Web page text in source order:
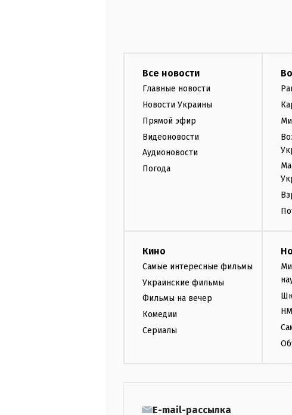
Все новости
Главные новости
Новости Украины
Прямой эфир
Видеоновости
Аудионовости
Погода
Кино
Самые интересные фильмы
Украинские фильмы
Фильмы на вечер
Комедии
Сериалы
E-mail-рассылка